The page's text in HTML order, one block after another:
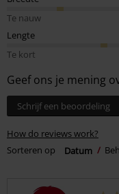
Te nauw
Lengte
Te kort
Geef ons je mening
Schrijf een beoordeling
How do reviews work?
Sorteren op
Datum